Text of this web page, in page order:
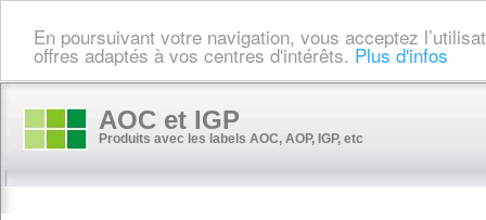
En poursuivant votre navigation, vous acceptez
offres adaptés à vos centres d'intérêts. Plus d'infos
AOC et IGP
Produits avec les labels AOC, AOP, IGP, etc